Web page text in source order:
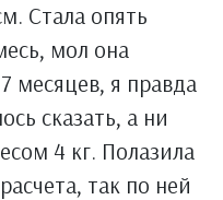
Стала опять
мол она
месяцев, я правда
сказать, а ни
4 кг. Полазила
так по ней